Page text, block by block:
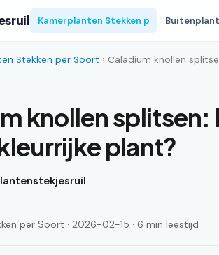
Kamerplanten Stekken p
Stekken per Soort › Caladium knollen
knollen
plant?
per Soort · 2026-02-15 · 6 min leestijd